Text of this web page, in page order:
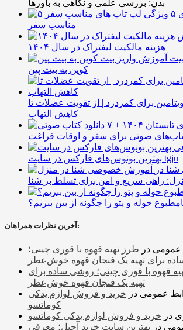
بدن: بررسی علمی و نگاهی به باورها
۵ ویژگی لپ تاپ های
مناسب سفر
هزینه مالکیت لیفتراک در سال ۱۴۰۴
کوین به بیت پین
برای کمردرد | از تقویت عضلات تا
کاهش التهاب
۷ کتاب صوتی برای تابستان ۱۴۰۴ +
صوتی برای سفر و اوقات فراغت
بهترین بونوس‌های فارکس در سایت tgju
در
راهی سریع و امن برای تسلط بر شنا
حوله و پتو را چگونه از بین ببریم؟
آخرین نظرات همراهان:
عمومی در طرز تهیه قهوه با قوری چینی؛
برای تهیه یک فنجان قهوه خوش‌عطر
قهوه با قوری چینی؛ روشی ساده برای
تهیه یک فنجان قهوه خوش‌عطر
عمومی در خرید و فروش لوازم یدکی
کوماتسو
در خرید و فروش لوازم یدکی کوماتسو
در بهترین سایت خرید آجیل؛ معرفی